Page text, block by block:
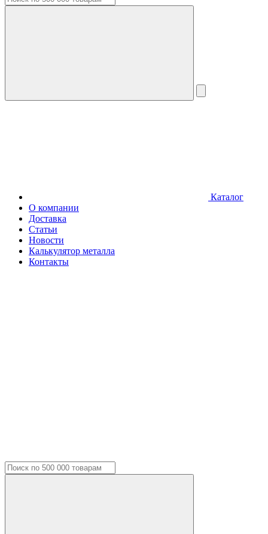
Каталог
О компании
Доставка
Статьи
Новости
Калькулятор металла
Контакты